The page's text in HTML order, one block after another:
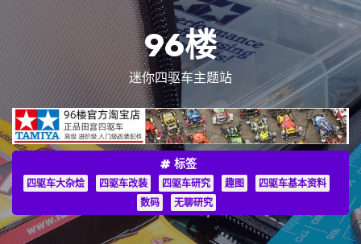
96楼
迷你四驱车主题站
标签
四驱车大杂烩 四驱车改装 四驱车研究 趣图
四驱车基本资料
数码
无聊研究